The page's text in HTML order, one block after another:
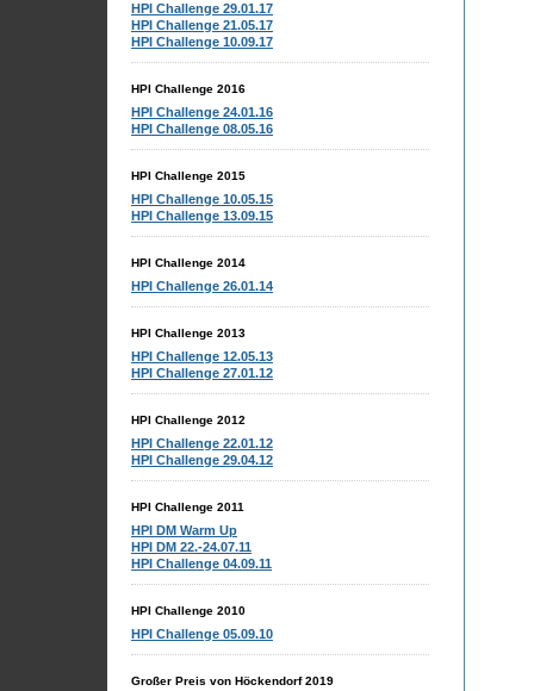
HPI Challenge 29.01.17
HPI Challenge 21.05.17
HPI Challenge 10.09.17
HPI Challenge 2016
HPI Challenge 24.01.16
HPI Challenge 08.05.16
HPI Challenge 2015
HPI Challenge 10.05.15
HPI Challenge 13.09.15
HPI Challenge 2014
HPI Challenge 26.01.14
HPI Challenge 2013
HPI Challenge 12.05.13
HPI Challenge 27.01.12
HPI Challenge 2012
HPI Challenge 22.01.12
HPI Challenge 29.04.12
HPI Challenge 2011
HPI DM Warm Up
HPI DM 22.-24.07.11
HPI Challenge 04.09.11
HPI Challenge 2010
HPI Challenge 05.09.10
Großer Preis von Höckendorf 2019